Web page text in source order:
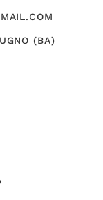
(BA)